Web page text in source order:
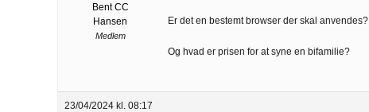
Bent CC
Hansen
Medlem
Er det en bestemt browser der skal anvendes?
Og hvad er prisen for at syne en bifamilie?
23/04/2024 kl. 08:17